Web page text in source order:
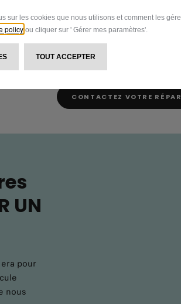
Si votre véhicule utilitaire
la performance en matière
nos plans d'entretien tout
Professional Eurorepar,
Réduisez vos coûts sans
CONTACTEZ VOTRE
UN
pour
nous
sur les cookies que nous utilisons et comment les
policy ou cliquer sur ' Gérer mes paramètres'.
TOUT ACCEPTER